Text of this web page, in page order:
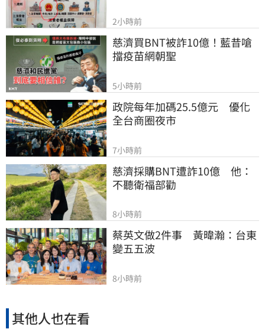
2小時前
慈濟買BNT被詐10億！藍昔嗆
擋疫苗網朝聖
5小時前
政院每年加碼25.5億元　優化
全台商圈夜市
7小時前
慈濟採購BNT遭詐10億　他：
不聽衛福部勸
8小時前
蔡英文做2件事　黃暐瀚：台東
變五五波
8小時前
其他人也在看